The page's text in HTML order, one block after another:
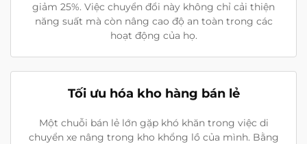
giảm 25%. Việc chuyển đổi này không chỉ cải thiện
năng suất mà còn nâng cao độ an toàn trong các
hoạt động của họ.
Tối ưu hóa kho hàng bán lẻ
Một chuỗi bán lẻ lớn gặp khó khăn trong việc di
chuyển xe nâng trong kho khổng lồ của mình. Bằng